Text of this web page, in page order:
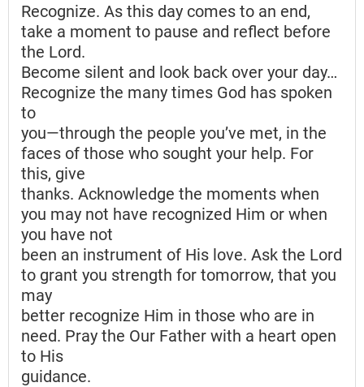
Recognize. As this day comes to an end,
take a moment to pause and reflect before
the Lord.
Become silent and look back over your day…
Recognize the many times God has spoken
to
you—through the people you’ve met, in the
faces of those who sought your help. For
this, give
thanks. Acknowledge the moments when
you may not have recognized Him or when
you have not
been an instrument of His love. Ask the Lord
to grant you strength for tomorrow, that you
may
better recognize Him in those who are in
need. Pray the Our Father with a heart open
to His
guidance.